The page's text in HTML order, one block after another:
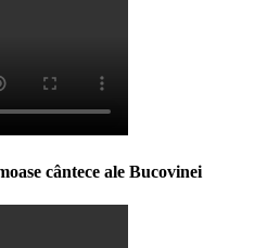
cântece ale Bucovinei